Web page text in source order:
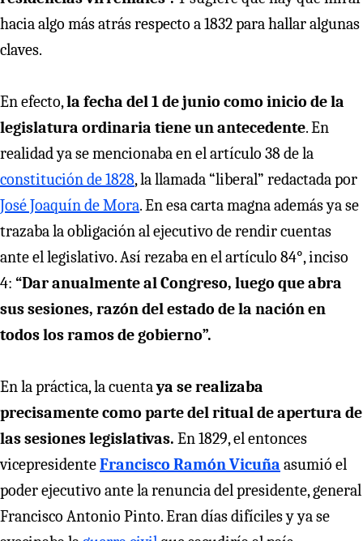
hacia algo más atrás respecto a 1832 para hallar algunas
claves.
En efecto,la fecha del 1 de junio como inicio de la
legislatura ordinaria tiene un antecedente. En
realidad ya se mencionaba en el artículo 38 de la
constitución de 1828, la llamada “liberal” redactada por
José Joaquín de Mora. En esa carta magna además ya se
trazaba la obligación al ejecutivo de rendir cuentas
ante el legislativo. Así rezaba en el artículo 84°, inciso
4: “Dar anualmente al Congreso, luego que abra
sus sesiones, razón del estado de la nación en
todos los ramos de gobierno”.
En la práctica, la cuentaya se realizaba
precisamente como parte del ritual de apertura de
las sesiones legislativas. En 1829, el entonces
vicepresidenteFrancisco Ramón Vicuña asumió el
poder ejecutivo ante la renuncia del presidente, general
Francisco Antonio Pinto. Eran días difíciles y ya se